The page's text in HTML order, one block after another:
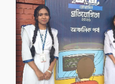
‌গৌর‌বের অর্জন
‌গৌর‌বের অর্জন